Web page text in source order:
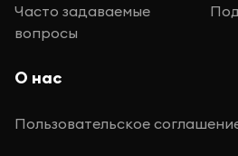
Часто задаваемые
вопросы
О нас
Пользовательское